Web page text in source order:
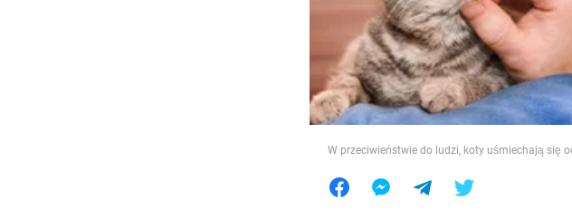
Jedzenie
W przeciwieństwie do ludzi, koty uśmiechają się